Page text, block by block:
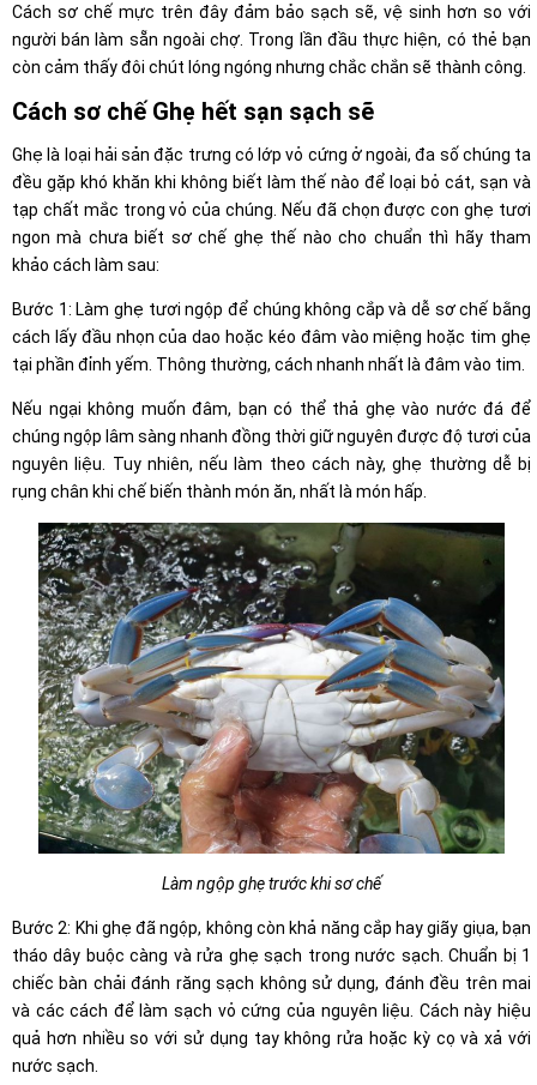
Cách sơ chế mực trên đây đảm bảo sạch sẽ, vệ sinh hơn so với
người bán làm sẵn ngoài chợ. Trong lần đầu thực hiện, có thẻ bạn
còn cảm thấy đôi chút lóng ngóng nhưng chắc chắn sẽ thành công.
Cách sơ chế Ghẹ hết sạn sạch sẽ
Ghẹ là loại hải sản đặc trưng có lớp vỏ cứng ở ngoài, đa số chúng ta
đều gặp khó khăn khi không biết làm thế nào để loại bỏ cát, sạn và
tạp chất mắc trong vỏ của chúng. Nếu đã chọn được con ghẹ tươi
ngon mà chưa biết sơ chế ghẹ thế nào cho chuẩn thì hãy tham
khảo cách làm sau:
Bước 1: Làm ghẹ tươi ngộp để chúng không cắp và dễ sơ chế bằng
cách lấy đầu nhọn của dao hoặc kéo đâm vào miệng hoặc tim ghẹ
tại phần đỉnh yếm. Thông thường, cách nhanh nhất là đâm vào tim.
Nếu ngại không muốn đâm, bạn có thể thả ghẹ vào nước đá để
chúng ngộp lâm sàng nhanh đồng thời giữ nguyên được độ tươi của
nguyên liệu. Tuy nhiên, nếu làm theo cách này, ghẹ thường dễ bị
rụng chân khi chế biến thành món ăn, nhất là món hấp.
Làm ngộp ghẹ trước khi sơ chế
Bước 2: Khi ghẹ đã ngộp, không còn khả năng cắp hay giãy giụa, bạn
tháo dây buộc càng và rửa ghẹ sạch trong nước sạch. Chuẩn bị 1
chiếc bàn chải đánh răng sạch không sử dụng, đánh đều trên mai
và các cách để làm sạch vỏ cứng của nguyên liệu. Cách này hiệu
quả hơn nhiều so với sử dụng tay không rửa hoặc kỳ cọ và xả với
nước sạch.